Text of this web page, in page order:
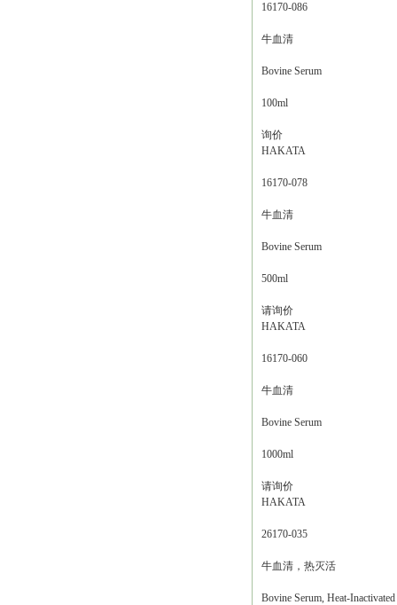
16170-086
牛血清
Bovine Serum
100ml
询价
HAKATA
16170-078
牛血清
Bovine Serum
500ml
请询价
HAKATA
16170-060
牛血清
Bovine Serum
1000ml
请询价
HAKATA
26170-035
牛血清，热灭活
Bovine Serum, Heat-Inactivated